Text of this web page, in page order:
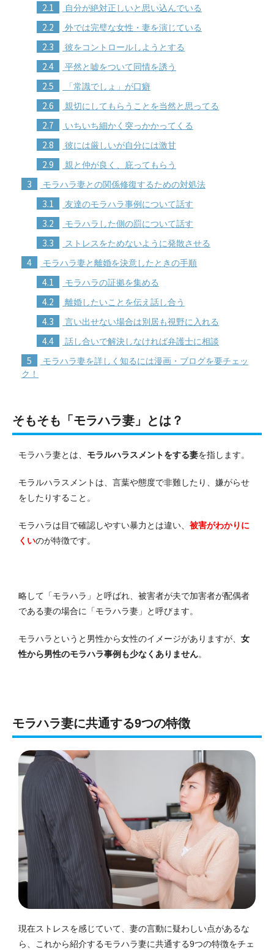
2.1 自分が絶対正しいと思い込んでいる
2.2 外では完璧な女性・妻を演じている
2.3 彼をコントロールしようとする
2.4 平然と嘘をついて同情を誘う
2.5 「常識でしょ」が口癖
2.6 親切にしてもらうことを当然と思ってる
2.7 いちいち細かく突っかかってくる
2.8 彼には厳しいが自分には激甘
2.9 親と仲が良く、庇ってもらう
3 モラハラ妻との関係修復するための対処法
3.1 友達のモラハラ事例について話す
3.2 モラハラした側の罰について話す
3.3 ストレスをためないように発散させる
4 モラハラ妻と離婚を決意したときの手順
4.1 モラハラの証拠を集める
4.2 離婚したいことを伝え話し合う
4.3 言い出せない場合は別居も視野に入れる
4.4 話し合いで解決しなければ弁護士に相談
5
モラハラ妻を詳しく知るには漫画・ブログを要チェッ
ク！
そもそも「モラハラ妻」とは？
モラハラ妻とは、 モラルハラスメントをする妻を指します。
モラルハラスメントは、言葉や態度で非難したり、嫌がらせ
をしたりすること。
モラハラは目で確認しやすい暴力とは違い、 被害がわかりに
くいのが特徴です。
略して「モラハラ」と呼ばれ、被害者が夫で加害者が配偶者
である妻の場合に「モラハラ妻」と呼びます。
モラハラというと男性から女性のイメージがありますが、 女
性から男性のモラハラ事例も少なくありません。
モラハラ妻に共通する9つの特徴
現在ストレスを感じていて、妻の言動に疑わしい点があるな
ら、これから紹介するモラハラ妻に共通する9つの特徴をチェ